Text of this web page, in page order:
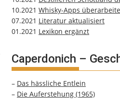
10.2021 Whisky-Apps
07.2021 Literatur aktualisiert
01.2021 Lexikon ergänzt
Caperdonich –
– Das hässliche Entlein
– Die Auferstehung (1965)